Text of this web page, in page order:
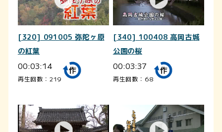
[320] 091005 弥陀ヶ原
の紅葉
00:03:14
再生回数：219
[340] 100408 高岡古城
公園の桜
00:03:37
再生回数：68